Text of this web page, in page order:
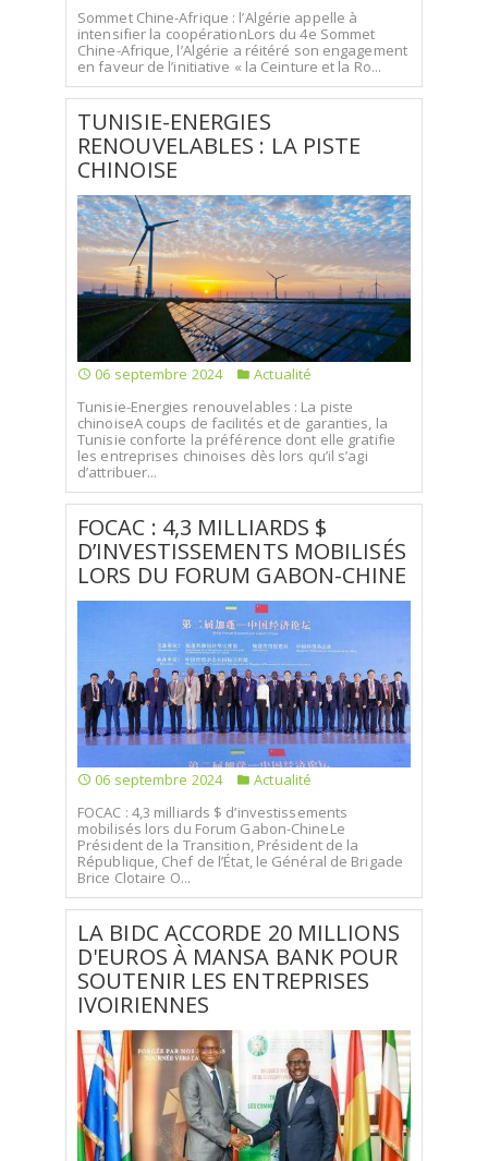
Sommet Chine-Afrique : l’Algérie appelle à
intensifier la coopérationLors du 4e Sommet
Chine-Afrique, l’Algérie a réitéré son engagement
en faveur de l’initiative « la Ceinture et la Ro...
TUNISIE-ENERGIES
RENOUVELABLES : LA PISTE
CHINOISE
06 septembre 2024
Actualité
Tunisie-Energies renouvelables : La piste
chinoiseA coups de facilités et de garanties, la
Tunisie conforte la préférence dont elle gratifie
les entreprises chinoises dès lors qu’il s’agi
d’attribuer...
FOCAC : 4,3 MILLIARDS $
D’INVESTISSEMENTS MOBILISÉS
LORS DU FORUM GABON-CHINE
06 septembre 2024
Actualité
FOCAC : 4,3 milliards $ d’investissements
mobilisés lors du Forum Gabon-ChineLe
Président de la Transition, Président de la
République, Chef de l’État, le Général de Brigade
Brice Clotaire O...
LA BIDC ACCORDE 20 MILLIONS
D'EUROS À MANSA BANK POUR
SOUTENIR LES ENTREPRISES
IVOIRIENNES